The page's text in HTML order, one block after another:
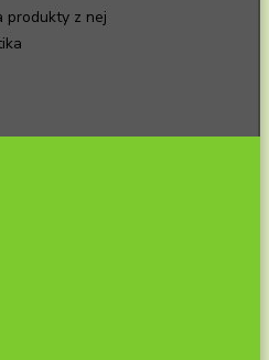
produkty z nej